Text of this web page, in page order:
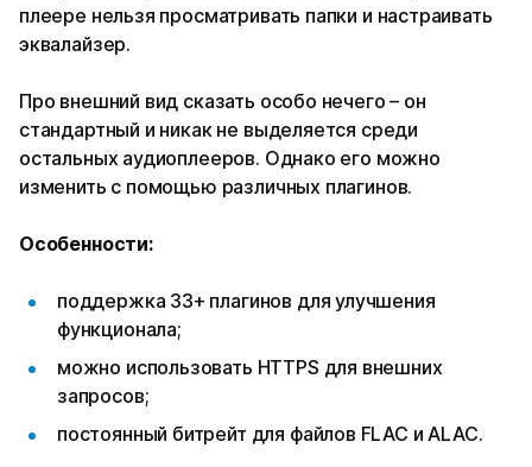
плеере нельзя просматривать папки и настраивать
эквалайзер.
Про внешний вид сказать особо нечего – он
стандартный и никак не выделяется среди
остальных аудиоплееров. Однако его можно
изменить с помощью различных плагинов.
Особенности:
поддержка 33+ плагинов для улучшения
функционала;
можно использовать HTTPS для внешних
запросов;
постоянный битрейт для файлов FLAC и ALAC.